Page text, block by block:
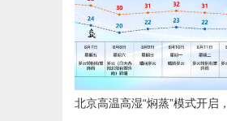
北京高温高湿“焖蒸”模式开启